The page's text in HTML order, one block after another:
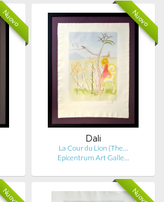
Nuovo Nuovo
Dali
La Cour du Lion (The…
Epicentrum Art Galle…
Nuovo Nuovo